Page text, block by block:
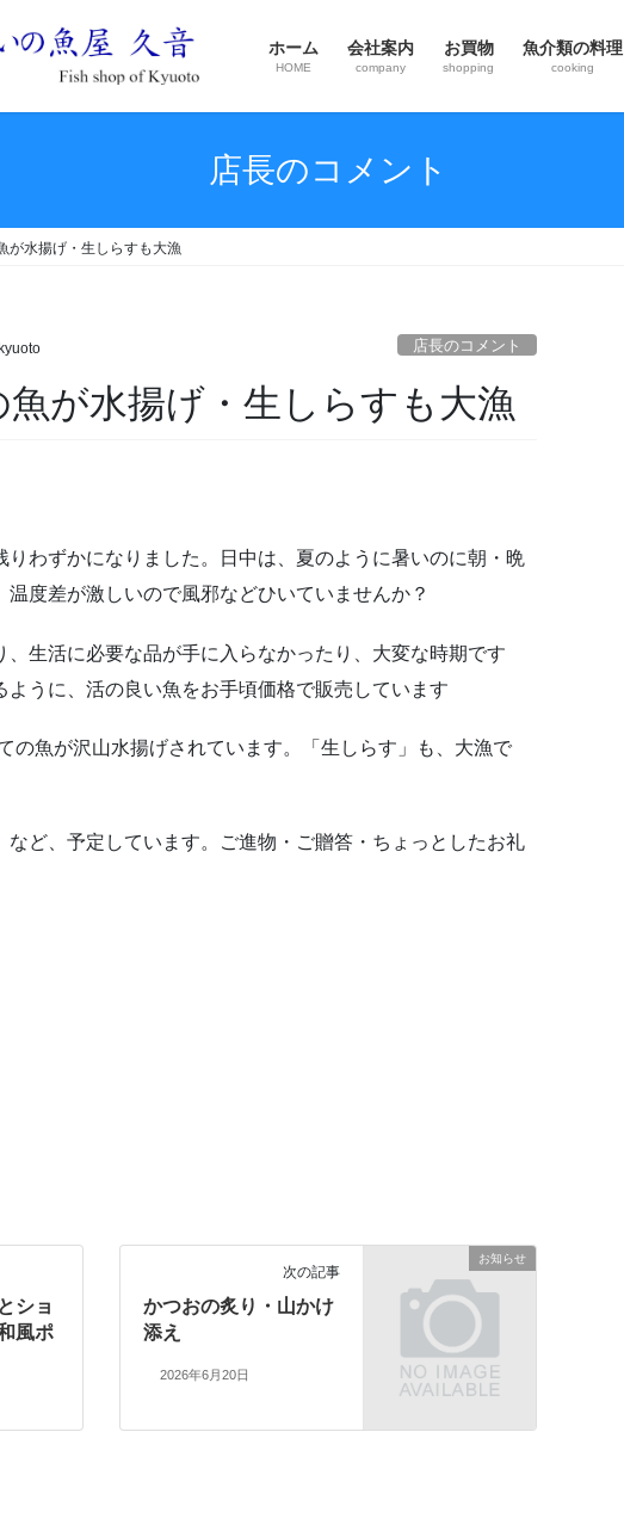
ホーム
HOME
会社案内
company
お買物
shopping
魚介類の料理
cooking
店長のコメント
が水揚げ・生しらすも大漁
kyuoto 店長のコメント
が水揚げ・生しらすも大漁
わずかになりました。日中は、夏のように暑いのに朝・晩
度差が激しいので風邪などひいていませんか？
生活に必要な品が手に入らなかったり、大変な時期です
うに、活の良い魚をお手頃価格で販売しています
の魚が沢山水揚げされています。「生しらす」も、大漁で
ど、予定しています。ご進物・ご贈答・ちょっとしたお礼
ショ
風ポ
お知らせ
次の記事
かつおの炙り・山かけ
添え
2026年6月20日